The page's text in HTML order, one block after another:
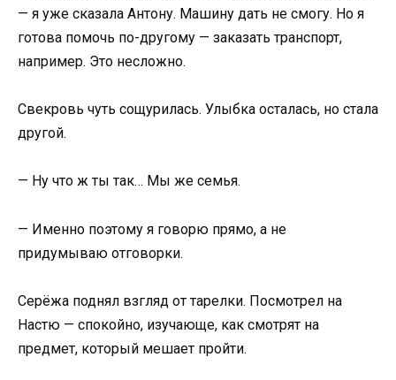
— я уже сказала Антону. Машину дать не смогу. Но я
готова помочь по-другому — заказать транспорт,
например. Это несложно.
Свекровь чуть сощурилась. Улыбка осталась, но стала
другой.
— Ну что ж ты так… Мы же семья.
— Именно поэтому я говорю прямо, а не
придумываю отговорки.
Серёжа поднял взгляд от тарелки. Посмотрел на
Настю — спокойно, изучающе, как смотрят на
предмет, который мешает пройти.